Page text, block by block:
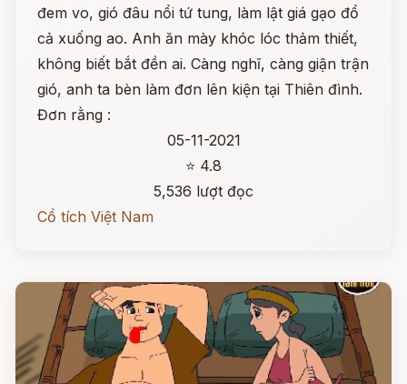
đem vo, gió đâu nổi tứ tung, làm lật giá gạo đổ
cả xuống ao. Anh ăn mày khóc lóc thảm thiết,
không biết bắt đền ai. Càng nghĩ, càng giận trận
gió, anh ta bèn làm đơn lên kiện tại Thiên đình.
Đơn rằng :
05-11-2021
⭐ 4.8
5,536 lượt đọc
Cổ tích Việt Nam